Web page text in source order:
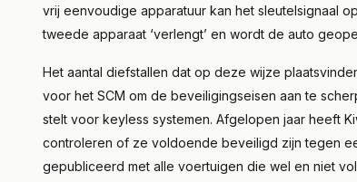
vrij eenvoudige apparatuur kan het sleutelsignaal
tweede apparaat ‘verlengt’ en wordt de auto
Het aantal diefstallen dat op deze wijze
voor het SCM om de beveiligingseisen aan te
stelt voor keyless systemen. Afgelopen jaar heeft
controleren of ze voldoende beveiligd zijn tegen
gepubliceerd met alle voertuigen die wel en niet